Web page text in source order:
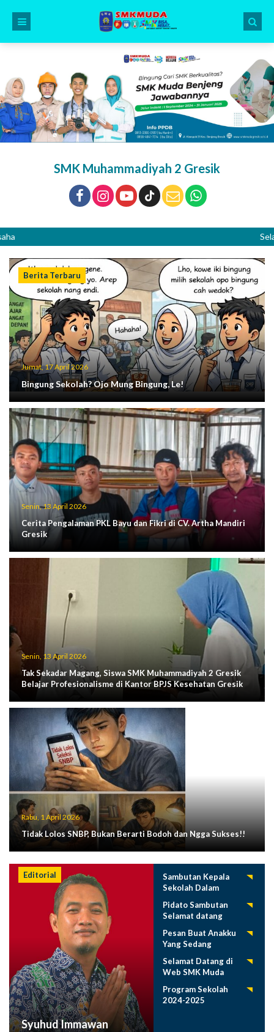
SMK Muhammadiyah 2 Gresik
Berita Terbaru
Jumat, 17 April 2026
Bingung Sekolah? Ojo Mung Bingung, Le!
Senin, 13 April 2026
Cerita Pengalaman PKL Bayu dan Fikri di CV. Artha Mandiri
Gresik
Senin, 13 April 2026
Tak Sekadar Magang, Siswa SMK Muhammadiyah 2 Gresik
Belajar Profesionalisme di Kantor BPJS Kesehatan Gresik
Rabu, 1 April 2026
Tidak Lolos SNBP, Bukan Berarti Bodoh dan Ngga Sukses!!
Editorial
Syuhud Immawan
Sambutan Kepala
Sekolah Dalam
Pelepasan Siswa
Tahun 2025
Pidato Sambutan
Selamat datang
Muda 2025-2026
Pesan Buat Anakku
Yang Sedang
Selamat Datang di
Web SMK Muda
Program Sekolah
2024-2025